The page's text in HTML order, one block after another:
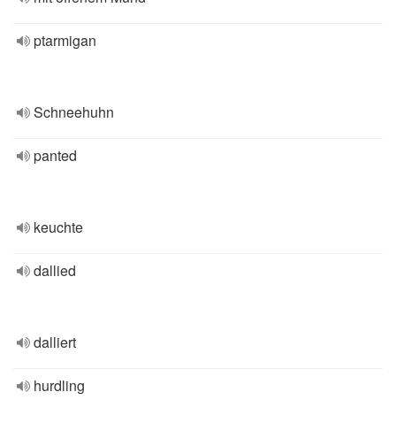
ptarmigan
Schneehuhn
panted
keuchte
dallied
dalliert
hurdling